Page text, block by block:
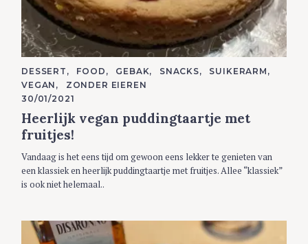
C
A
T
E
O
R
I
E
S
DESSERT FOOD GEBAK SNACKS
SUIKERARM
VEGAN
ZONDER EIEREN
30/01/2021
Heerlijk vegan puddingtaartje met
fruitjes!
Vandaag is het eens tijd om gewoon eens lekker te genieten van
een klassiek en heerlijk puddingtaartje met fruitjes. Allee “klassiek”
is ook niet helemaal..